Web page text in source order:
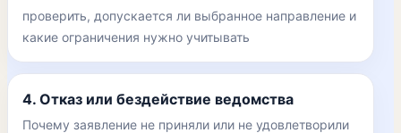
проверить, допускается ли выбранное направление и
какие ограничения нужно учитывать
4. Отказ или бездействие ведомства
Почему заявление не приняли или не удовлетворили